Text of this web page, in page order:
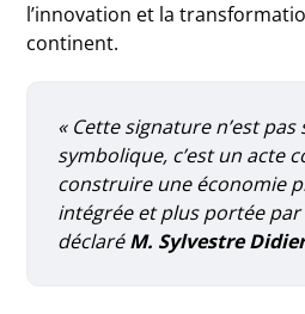
l’innovation et la
continent.
« Cette signature n’est
symbolique, c’est un acte
construire une économie
intégrée et plus portée par
déclaréM. Sylvestre